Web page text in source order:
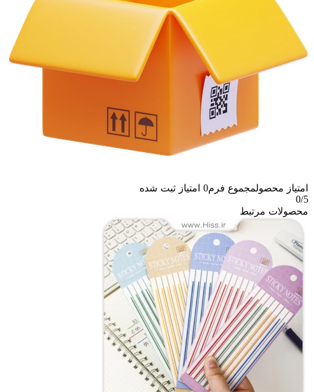
امتیاز محصولمجموع فرم0 امتیاز ثبت شده
0/5
محصولات مرتبط